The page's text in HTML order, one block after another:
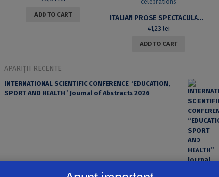
ADD TO CART ITALIAN PROSE SPECTACULARIZATION. PRESENT-DAY TENDENCIES REGARDING READERS, THE EDITORIAL CIRCLES AND CELEBRATIONS
41,23lei
ADD TO CART
APARIȚII RECENTE
INTERNATIONAL SCIENTIFIC CONFERENCE “EDUCATION,
SPORT AND HEALTH” Journal of Abstracts 2026